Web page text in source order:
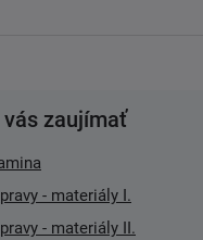
zaujímať
- materiály I.
- materiály II.